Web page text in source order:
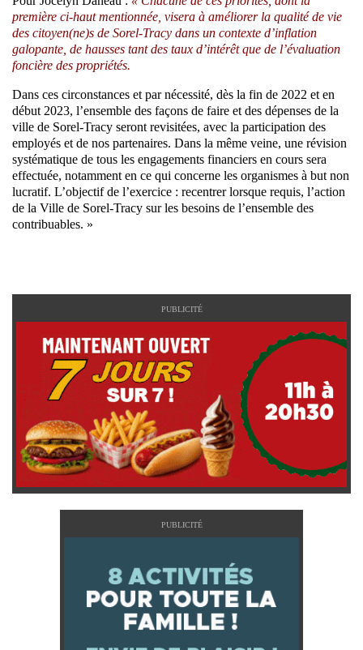
première ci-haut mentionnée, visera à améliorer la qualité de vie
des citoyen(ne)s de Sorel-Tracy dans un contexte d’inflation
galopante, de hausses tant des taux d’intérêt que de l’évaluation
foncière des propriétés.
Dans ces circonstances et par nécessité, dès la fin de 2022 et en
début 2023, l’ensemble des façons de faire et des dépenses de la
ville de Sorel-Tracy seront revisitées, avec la participation des
employés et de nos partenaires. Dans la même veine, une révision
systématique de tous les engagements financiers en cours sera
effectuée, notamment en ce qui concerne les organismes à but non
lucratif. L’objectif de l’exercice : recentrer lorsque requis, l’action
de la Ville de Sorel-Tracy sur les besoins de l’ensemble des
contribuables. »
PUBLICITÉ
PUBLICITÉ